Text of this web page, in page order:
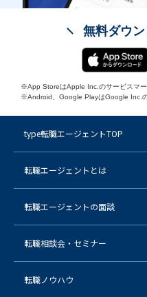
無料ダウ
※App StoreはApple Inc.のサービスマー
※Android、Google PlayはGoogle Inc.の
type転職エージェントTOP
転職エージェントとは
転職エージェントの面談
転職相談会・セミナー
転職ノウハウ